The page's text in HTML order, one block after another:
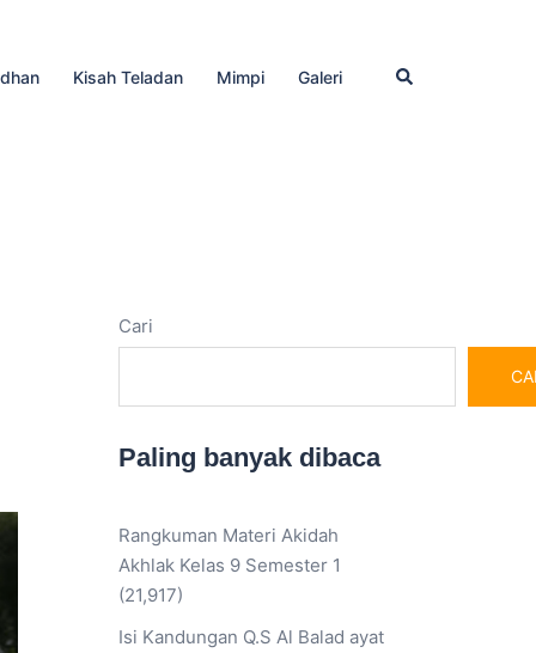
Kisah Teladan Mimpi Galeri Cari
Cari
Paling banyak dibaca
Rangkuman Materi Akidah
Akhlak Kelas 9 Semester 1
(21,917)
Isi Kandungan Q.S Al Balad ayat